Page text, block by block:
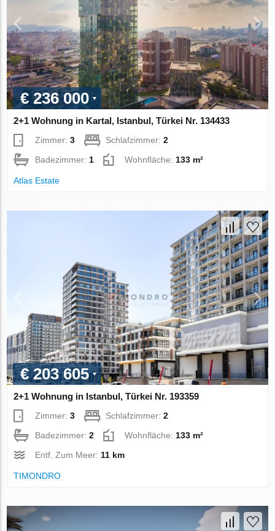
€ 236 000
2+1 Wohnung in Kartal, Istanbul, Türkei Nr. 134433
Zimmer:3 Schlafzimmer:2
Badezimmer:1 Wohnfläche:133 m²
Atlas Estate
€ 203 605
2+1 Wohnung in Istanbul, Türkei Nr. 193359
Zimmer:3 Schlafzimmer:2
Badezimmer:2 Wohnfläche: 133 m²
Entf. Zum Meer: 11 km
TIMONDRO